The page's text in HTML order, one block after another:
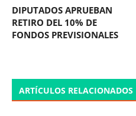
DIPUTADOS APRUEBAN
RETIRO DEL 10% DE
FONDOS PREVISIONALES
ARTÍCULOS RELACIONADOS